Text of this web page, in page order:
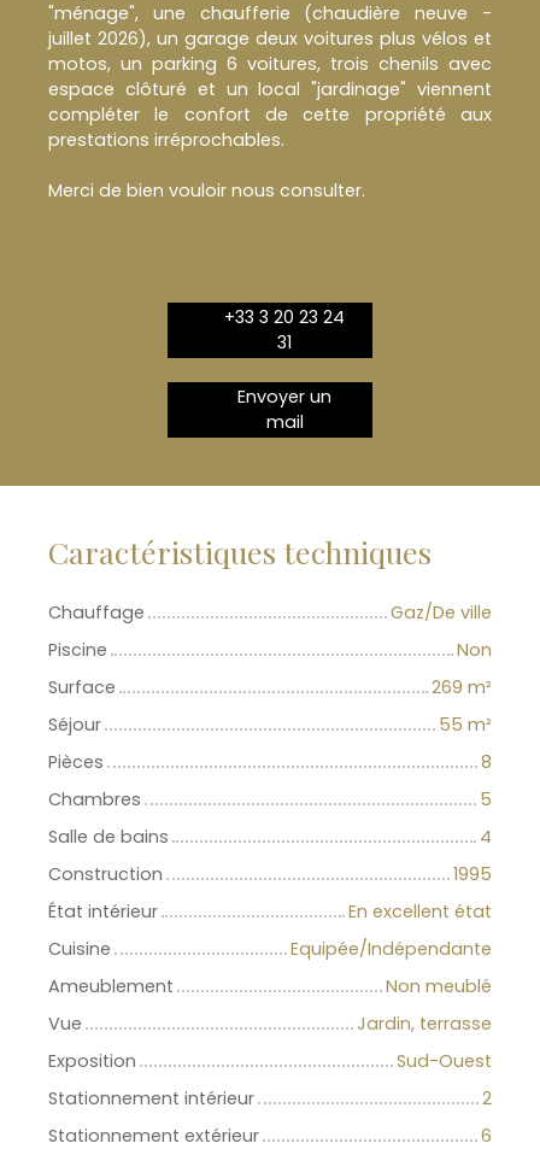
"ménage", une chaufferie (chaudière neuve -
juillet 2026), un garage deux voitures plus vélos et
motos, un parking 6 voitures, trois chenils avec
espace clôturé et un local "jardinage" viennent
compléter le confort de cette propriété aux
prestations irréprochables.
Merci de bien vouloir nous consulter.
+33 3 20 23 24
31
Envoyer un
mail
Caractéristiques techniques
Chauffage
Gaz/De ville
Piscine
Non
Surface
269 m²
Séjour
55 m²
Pièces
8
Chambres
5
Salle de bains
4
Construction
1995
État intérieur
En excellent état
Cuisine
Equipée/Indépendante
Ameublement
Non meublé
Vue
Jardin, terrasse
Exposition
Sud-Ouest
Stationnement intérieur
2
Stationnement extérieur
6